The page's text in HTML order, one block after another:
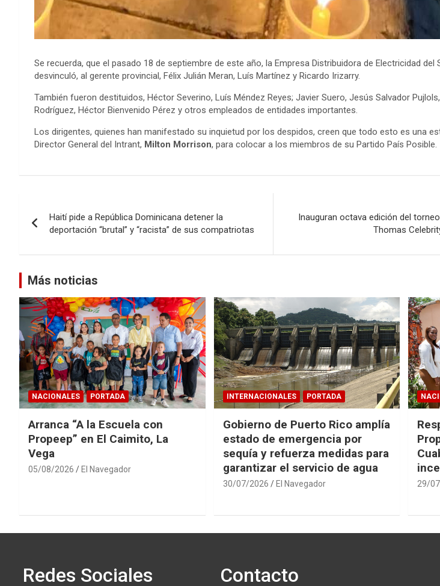
Se recuerda, que el pasado 18 de septiembre de este año, la Empresa Distribuidora de Electricidad del
desvinculó, al gerente provincial, Félix Julián Meran, Luís Martínez y Ricardo Irizarry.
También fueron destituidos, Héctor Severino, Luís Méndez Reyes; Javier Suero, Jesús Salvador
Rodríguez, Héctor Bienvenido Pérez y otros empleados de entidades importantes.
Los dirigentes, quienes han manifestado su inquietud por los despidos, creen que todo esto es una
Director General del Intrant, Milton Morrison, para colocar a los miembros de su Partido País Posible.
de
entradas
Haití pide a República Dominicana detener la
deportación “brutal” y “racista” de sus compatriotas
Inauguran octava edición del
Thomas
Más noticias
NACIONALES PORTADA
Arranca “A la Escuela con
Propeep” en El Caimito, La
Vega
05/08/2026 El Navegador
INTERNACIONALES PORTADA
Gobierno de Puerto Rico amplía
estado de emergencia por
sequía y refuerza medidas para
garantizar el servicio de agua
30/07/2026 El Navegador 29/
Redes Sociales Contacto